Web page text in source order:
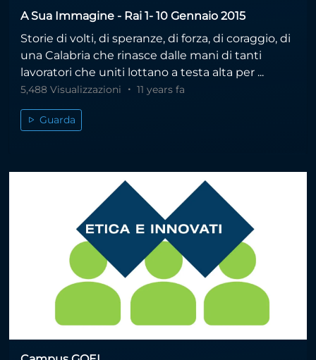
A Sua Immagine - Rai 1- 10 Gennaio 2015
Storie di volti, di speranze, di forza, di coraggio, di
una Calabria che rinasce dalle mani di tanti
lavoratori che uniti lottano a testa alta per ...
5,488 Visualizzazioni 11 years fa
Guarda